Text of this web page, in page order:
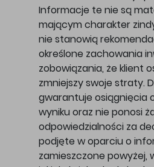
Informacje te nie są
mającym charakter
nie stanowią
określone zachowania
zobowiązania, że klient
zmniejszy swoje straty.
gwarantuje osiągnięcia
wyniku oraz nie ponosi
odpowiedzialności za
podjęte w oparciu o
zamieszczone powyżej,